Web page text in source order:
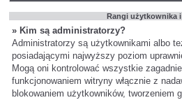
Rangi użytkownika
» Kim są administratorzy?
Administratorzy są użytkownikami albo
posiadającymi najwyższy poziom
Mogą oni kontrolować wszystkie
funkcjonowaniem witryny włącznie z
blokowaniem użytkowników, tworzeniem